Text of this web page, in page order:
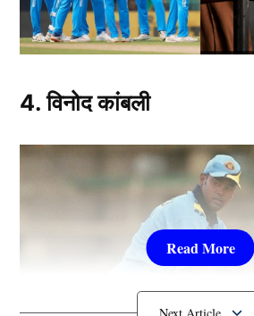
4. विनोद कांबली